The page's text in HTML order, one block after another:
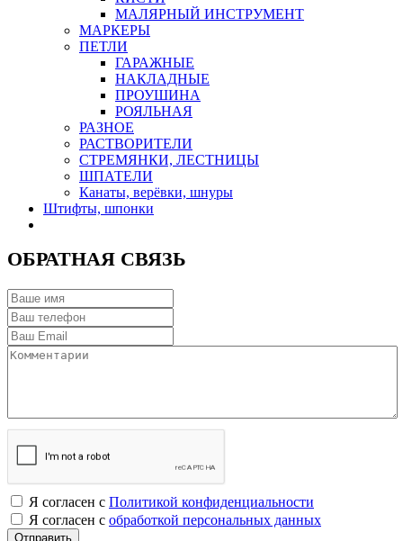
МАЛЯРНЫЙ ИНСТРУМЕНТ
МАРКЕРЫ
ПЕТЛИ
ГАРАЖНЫЕ
НАКЛАДНЫЕ
ПРОУШИНА
РОЯЛЬНАЯ
РАЗНОЕ
РАСТВОРИТЕЛИ
СТРЕМЯНКИ, ЛЕСТНИЦЫ
ШПАТЕЛИ
Канаты, верёвки, шнуры
Штифты, шпонки
ОБРАТНАЯ СВЯЗЬ
Я согласен с Политикой конфиденциальности
Я согласен с обработкой персональных данных